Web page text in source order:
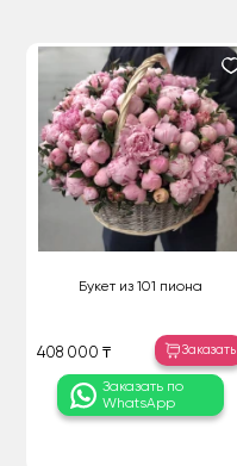
Букет из 101 пиона
408 000 ₸ Заказать
Заказать по
WhatsApp